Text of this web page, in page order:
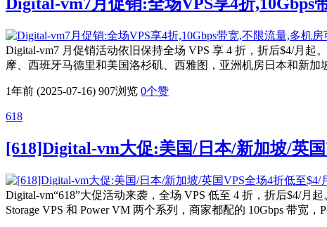
Digital-vm7 月促销活动依旧保持全场 VPS 享 4 折，折后$4/月
摩、西班牙马德里和美国洛杉矶、西雅图，亚洲机房日本和新
1年前 (2025-07-16) 907浏览 0个赞
618
[618]Digital-vm大促:美国/日本/新加坡/英国
Digital-vm“618”大促活动来袭，全场 VPS 低至 4 折，折后$4/月
Storage VPS 和 Power VM 两个系列，商家都配的 10Gbps 带